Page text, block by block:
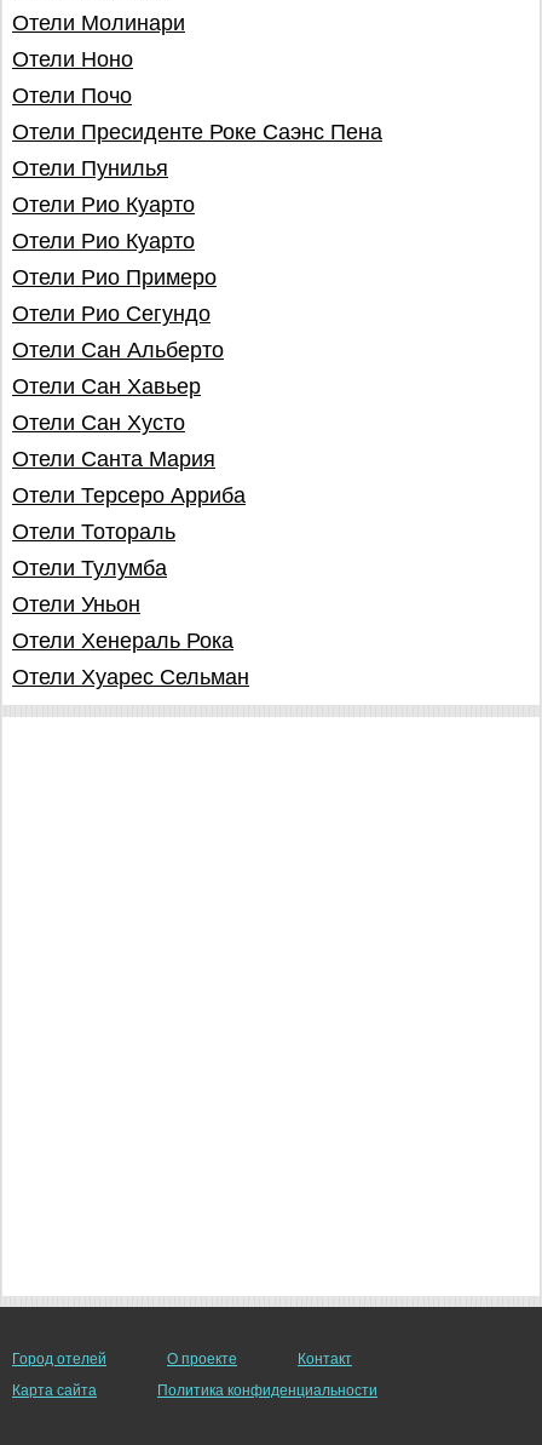
Отели Молинари
Отели Ноно
Отели Почо
Отели Пресиденте Роке Саэнс Пена
Отели Пунилья
Отели Рио Куарто
Отели Рио Куарто
Отели Рио Примеро
Отели Рио Сегундо
Отели Сан Альберто
Отели Сан Хавьер
Отели Сан Хусто
Отели Санта Мария
Отели Терсеро Арриба
Отели Тотораль
Отели Тулумба
Отели Уньон
Отели Хенераль Рока
Отели Хуарес Сельман
Город отелей О проекте
Контакт
Карта сайта
Политика конфиденциальности